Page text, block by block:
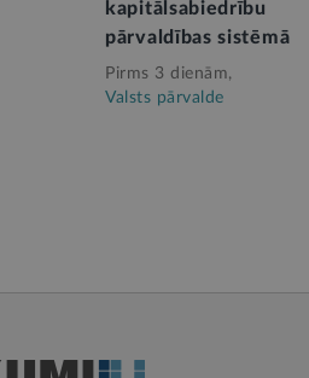
kapitālsabiedrību
pārvaldības sistēmā
Pirms 3 dienām,
Valsts pārvalde